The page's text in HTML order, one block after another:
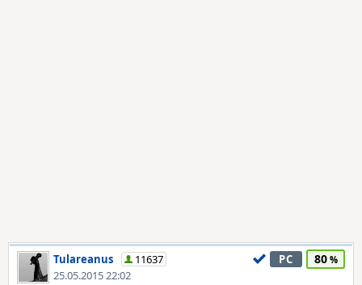
Tulareanus
11637
25.05.2015 22:02
PC 80